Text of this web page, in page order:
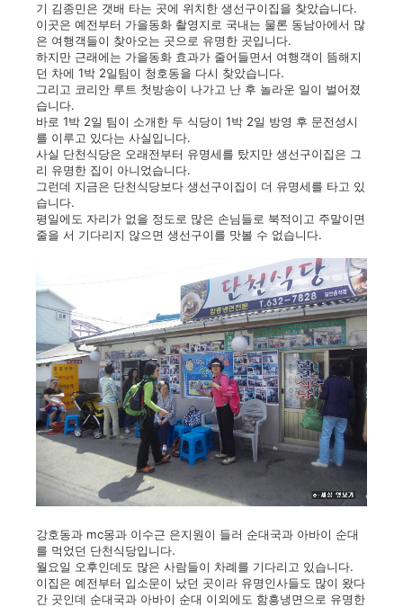
기 김종민은 갯배 타는 곳에 위치한 생선구이집을 찾았습니다.
이곳은 예전부터 가을동화 촬영지로 국내는 물론 동남아에서 많
은 여행객들이 찾아오는 곳으로 유명한 곳입니다.
하지만 근래에는 가을동화 효과가 줄어들면서 여행객이 뜸해지
던 차에 1박 2일팀이 청호동을 다시 찾았습니다.
그리고 코리안 루트 첫방송이 나가고 난 후 놀라운 일이 벌어졌
습니다.
바로 1박 2일 팀이 소개한 두 식당이 1박 2일 방영 후 문전성시
를 이루고 있다는 사실입니다.
사실 단천식당은 오래전부터 유명세를 탔지만 생선구이집은 그
리 유명한 집이 아니었습니다.
그런데 지금은 단천식당보다 생선구이집이 더 유명세를 타고 있
습니다.
평일에도 자리가 없을 정도로 많은 손님들로 북적이고 주말이면
줄을 서 기다리지 않으면 생선구이를 맛볼 수 없습니다.
강호동과 mc몽과 이수근 은지원이 들러 순대국과 아바이 순대
를 먹었던 단천식당입니다.
월요일 오후인데도 많은 사람들이 차례를 기다리고 있습니다.
이집은 예전부터 입소문이 났던 곳이라 유명인사들도 많이 왔다
간 곳인데 순대국과 아바이 순대 이외에도 함흥냉면으로 유명한